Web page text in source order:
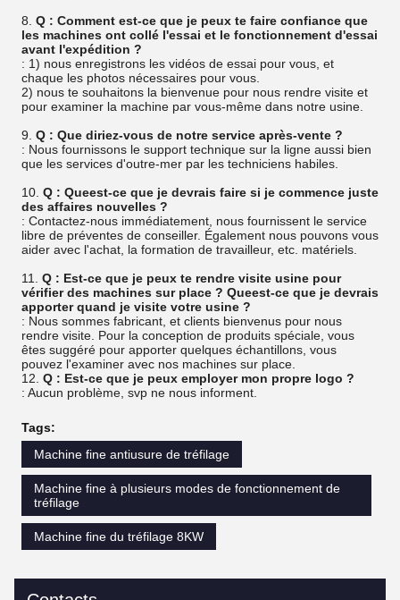
8. Q : Comment est-ce que je peux te faire confiance que
les machines ont collé l'essai et le fonctionnement d'essai
avant l'expédition ?
: 1) nous enregistrons les vidéos de essai pour vous, et
chaque les photos nécessaires pour vous.
2) nous te souhaitons la bienvenue pour nous rendre visite et
pour examiner la machine par vous-même dans notre usine.
9. Q : Que diriez-vous de notre service après-vente ?
: Nous fournissons le support technique sur la ligne aussi bien
que les services d'outre-mer par les techniciens habiles.
10. Q : Queest-ce que je devrais faire si je commence juste
des affaires nouvelles ?
: Contactez-nous immédiatement, nous fournissent le service
libre de préventes de conseiller. Également nous pouvons vous
aider avec l'achat, la formation de travailleur, etc. matériels.
11. Q : Est-ce que je peux te rendre visite usine pour
vérifier des machines sur place ? Queest-ce que je devrais
apporter quand je visite votre usine ?
: Nous sommes fabricant, et clients bienvenus pour nous
rendre visite. Pour la conception de produits spéciale, vous
êtes suggéré pour apporter quelques échantillons, vous
pouvez l'examiner avec nos machines sur place.
12. Q : Est-ce que je peux employer mon propre logo ?
: Aucun problème, svp ne nous informent.
Tags:
Machine fine antiusure de tréfilage
Machine fine à plusieurs modes de fonctionnement de
tréfilage
Machine fine du tréfilage 8KW